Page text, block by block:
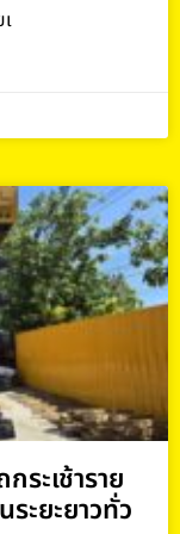
ระเช้าราย
ะยะยาวทั่ว